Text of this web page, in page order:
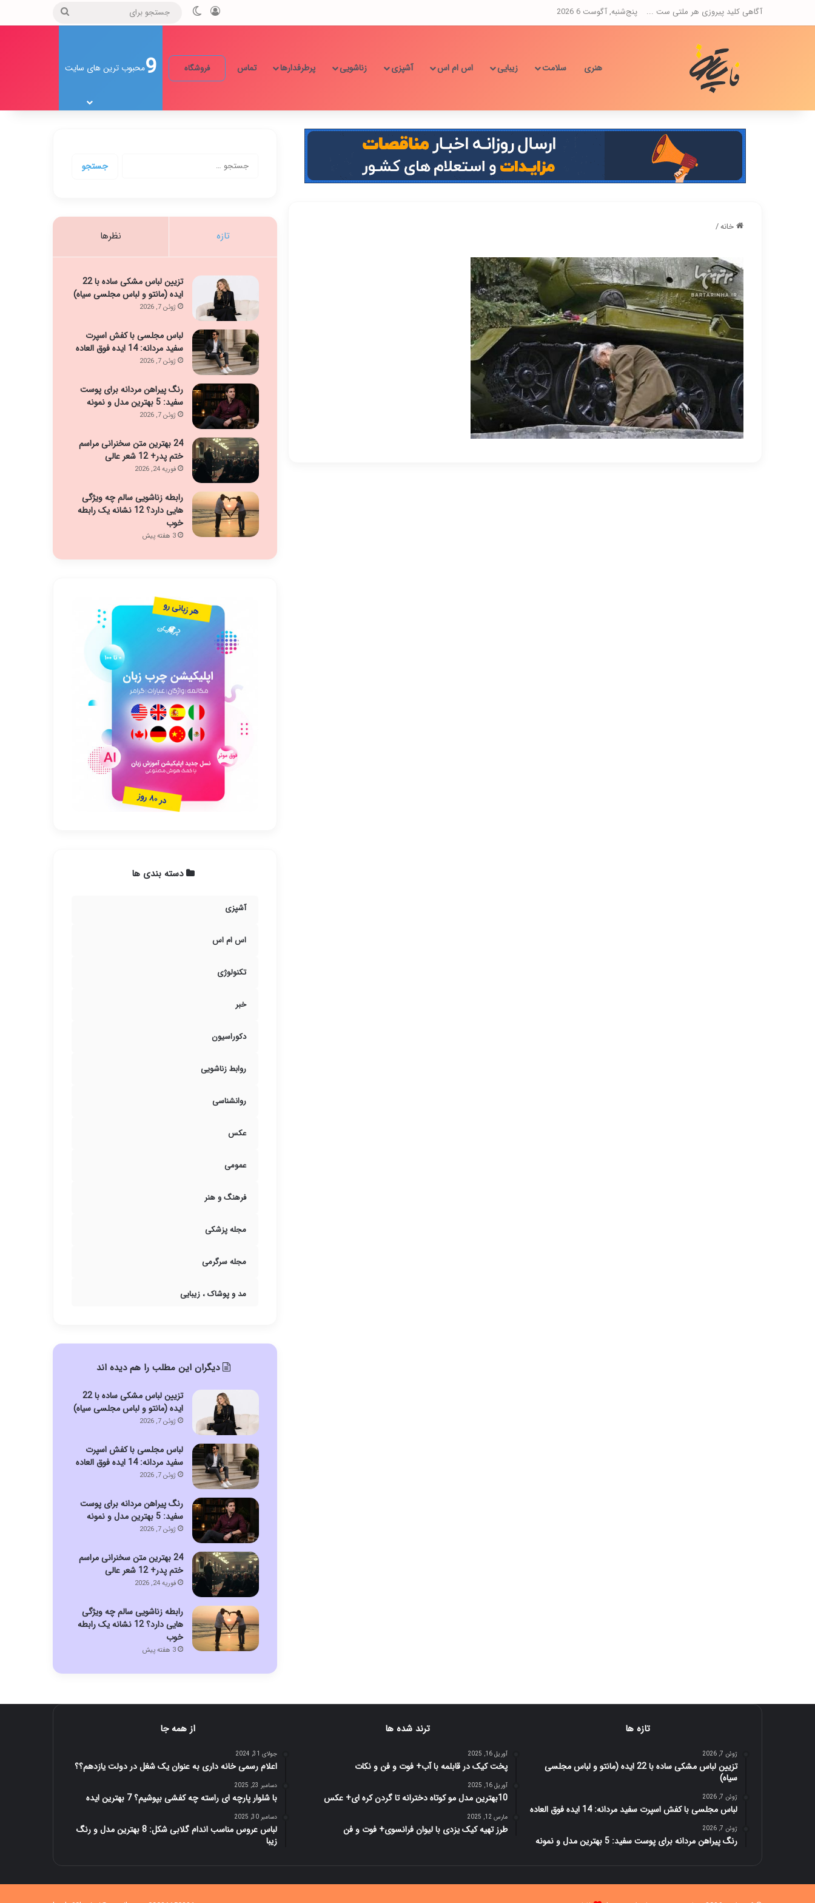
آگاهی کلید پیروزی هر ملتی ست ... پنج‌شنبه, آگوست 6 2026 ورود تغییر پوسته
جستجو
هنری سلامت زیبایی اس ام اس آشپزی زناشویی پرطرفدارها تماس فروشگاه 9محبوب ترین های سایت
خانه/
تازه نظرها
تزیین لباس مشکی ساده با 22
ایده (مانتو و لباس مجلسی سیاه)
ژوئن 7, 2026
لباس مجلسی با کفش اسپرت
سفید مردانه: 14 ایده فوق العاده
ژوئن 7, 2026
رنگ پیراهن مردانه برای پوست
سفید: 5 بهترین مدل و نمونه
ژوئن 7, 2026
24 بهترین متن سخنرانی مراسم
ختم پدر+ 12 شعر عالی
فوریه 24, 2026
رابطه زناشویی سالم چه ویژگی
هایی دارد؟ 12 نشانه یک رابطه
خوب
3 هفته پیش
دسته بندی ها
آشپزی
اس ام اس
تکنولوژی
خبر
دکوراسیون
روابط زناشویی
روانشناسی
عکس
عمومی
فرهنگ و هنر
مجله پزشکی
مجله سرگرمی
مد و پوشاک ، زیبایی
دیگران این مطلب را هم دیده اند
تزیین لباس مشکی ساده با 22
ایده (مانتو و لباس مجلسی سیاه)
ژوئن 7, 2026
لباس مجلسی با کفش اسپرت
سفید مردانه: 14 ایده فوق العاده
ژوئن 7, 2026
رنگ پیراهن مردانه برای پوست
سفید: 5 بهترین مدل و نمونه
ژوئن 7, 2026
24 بهترین متن سخنرانی مراسم
ختم پدر+ 12 شعر عالی
فوریه 24, 2026
رابطه زناشویی سالم چه ویژگی
هایی دارد؟ 12 نشانه یک رابطه
خوب
3 هفته پیش
تازه ها
ژوئن 7, 2026
تزیین لباس مشکی ساده با 22 ایده (مانتو و لباس مجلسی
سیاه)
ژوئن 7, 2026
لباس مجلسی با کفش اسپرت سفید مردانه: 14 ایده فوق العاده
ژوئن 7, 2026
رنگ پیراهن مردانه برای پوست سفید: 5 بهترین مدل و نمونه
ترند شده ها
آوریل 16, 2025
پخت کیک در قابلمه با آب+ فوت و فن و نکات
آوریل 16, 2025
10بهترین مدل مو کوتاه دخترانه تا گردن کره ای+ عکس
مارس 12, 2025
طرز تهیه کیک یزدی با لیوان فرانسوی+ فوت و فن
از همه جا
جولای 31, 2024
اعلام رسمی خانه داری به عنوان یک شغل در دولت یازدهم؟؟
دسامبر 23, 2025
با شلوار پارچه ای راسته چه کفشی بپوشیم؟ 7 بهترین ایده
دسامبر 30, 2025
لباس عروس مناسب اندام گلابی شکل: 8 بهترین مدل و رنگ
زیبا